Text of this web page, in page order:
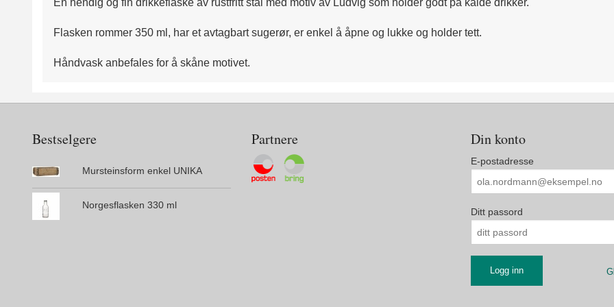
En hendig og fin drikkeflaske av rustfritt stål med motiv av Ludvig som holder godt på kalde drikker.
Flasken rommer 350 ml, har et avtagbart sugerør, er enkel å åpne og lukke og holder tett.
Håndvask anbefales for å skåne motivet.
Bestselgere
Mursteinsform enkel UNIKA
Norgesflasken 330 ml
Partnere Din konto
E-postadresse
Ditt passord